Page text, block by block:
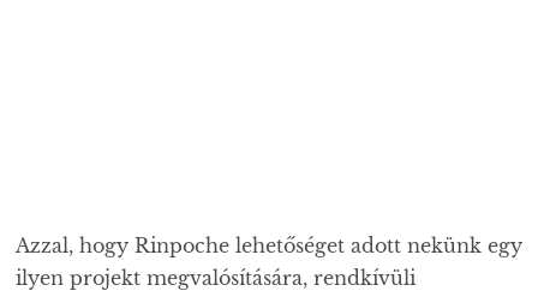
Azzal, hogy Rinpoche lehetőséget adott nekünk egy
ilyen projekt megvalósítására, rendkívüli